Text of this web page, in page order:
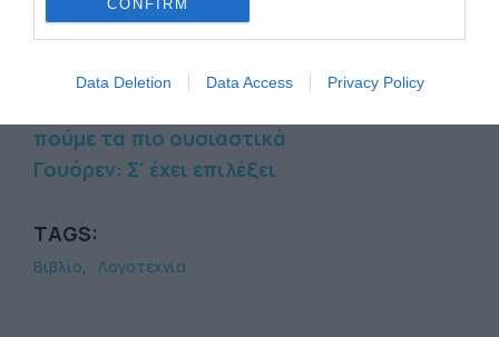
CONFIRM
Data Deletion Data Access Privacy Policy
Διαβάστε επίσεις:
Ρόμπινς: Ο έρωτας είναι ο ύστατος
παράνομος
πούμε τα πιο ουσιαστικά
Γουόρεν: Σ' έχει επιλέξει
TAGS:
Βιβλίο Λογοτεχνία